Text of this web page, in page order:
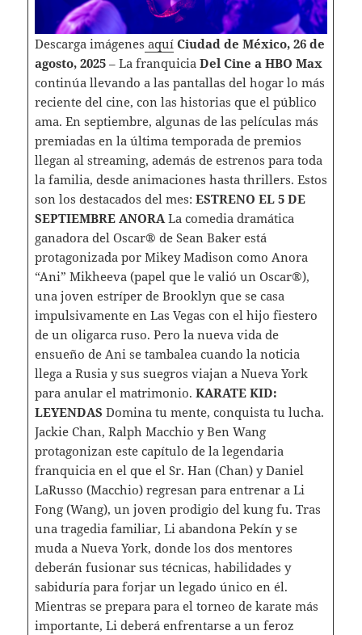
Descarga imágenes aquí Ciudad de México, 26 de
agosto, 2025– La franquicia Del Cine a HBO Max
continúa llevando a las pantallas del hogar lo más
reciente del cine, con las historias que el público
ama. En septiembre, algunas de las películas más
premiadas en la última temporada de premios
llegan al streaming, además de estrenos para toda
la familia, desde animaciones hasta thrillers. Estos
son los destacados del mes: ESTRENO EL 5 DE
SEPTIEMBRE ANORALa comedia dramática
ganadora del Oscar® de Sean Baker está
protagonizada por Mikey Madison como Anora
“Ani” Mikheeva (papel que le valió un Oscar®),
una joven estríper de Brooklyn que se casa
impulsivamente en Las Vegas con el hijo fiestero
de un oligarca ruso. Pero la nueva vida de
ensueño de Ani se tambalea cuando la noticia
llega a Rusia y sus suegros viajan a Nueva York
para anular el matrimonio. KARATE KID:
LEYENDAS Domina tu mente, conquista tu lucha.
Jackie Chan, Ralph Macchio y Ben Wang
protagonizan este capítulo de la legendaria
franquicia en el que el Sr. Han (Chan) y Daniel
LaRusso (Macchio) regresan para entrenar a Li
Fong (Wang), un joven prodigio del kung fu. Tras
una tragedia familiar, Li abandona Pekín y se
muda a Nueva York, donde los dos mentores
deberán fusionar sus técnicas, habilidades y
sabiduría para forjar un legado único en él.
Mientras se prepara para el torneo de karate más
importante, Li deberá enfrentarse a un feroz